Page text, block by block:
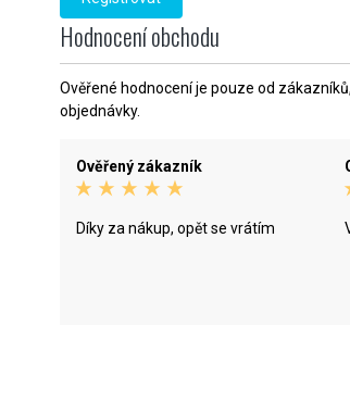
Hodnocení obchodu
Ověřené hodnocení je pouze od
objednávky.
Ověřený zákazník
Díky za nákup, opět se vrátím